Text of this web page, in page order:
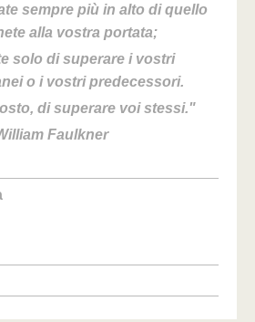
sempre più in alto di quello
alla vostra portata;
solo di superare i vostri
o i vostri predecessori.
di superare voi stessi."
Faulkner